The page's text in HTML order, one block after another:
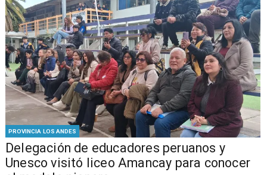
PROVINCIA LOS ANDES
Delegación de educadores peruanos y
Unesco visitó liceo Amancay para conocer